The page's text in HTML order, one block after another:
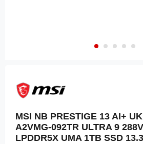
MSI NB PRESTIGE 13 AI+
A2VMG-092TR ULTRA 9
LPDDR5X UMA 1TB SSD